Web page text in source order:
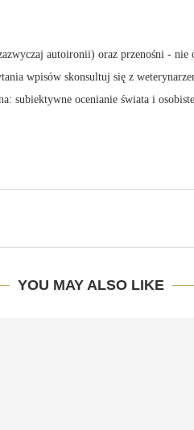
autoironii) oraz przenośni -
wpisów skonsultuj się z
subiektywne ocenianie świata i
YOU MAY ALSO LIKE